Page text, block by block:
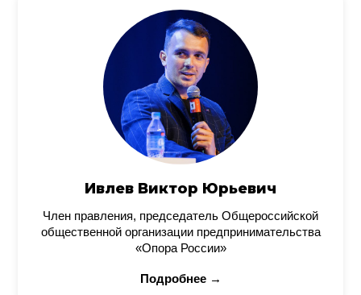
Ивлев Виктор Юрьевич
Член правления, председатель Общероссийской
общественной организации предпринимательства
«Опора России»
Подробнее →